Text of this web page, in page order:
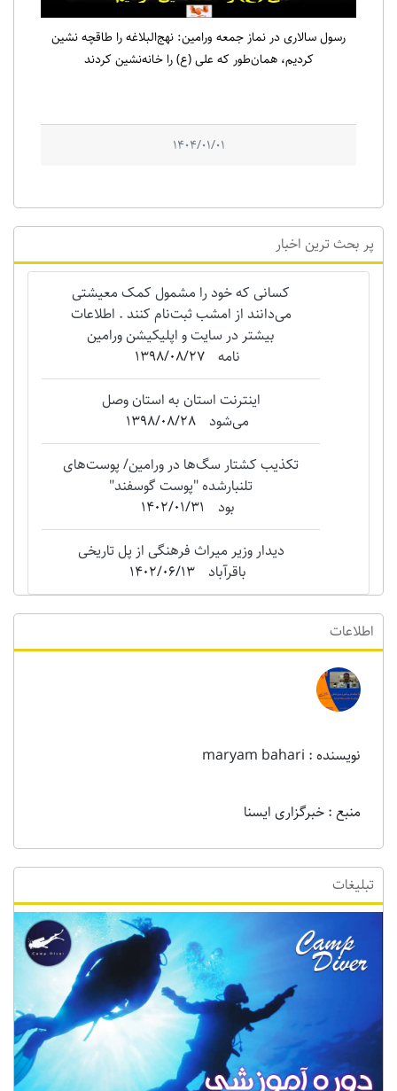
رسول سالاری در نماز جمعه ورامین: نهج‌البلاغه را طاقچه نشین
کردیم، همان‌طور که علی (ع) را خانه‌نشین کردند
1404/01/01
پر بحث ترین اخبار
کسانی که خود را مشمول کمک معیشتی
می‌دانند از امشب ثبت‌نام کنند . اطلاعات
بیشتر در سایت و اپلیکیشن ورامین
نامه 1398/08/27
اینترنت استان به استان وصل
می‌شود
1398/08/28
تکذیب کشتار سگ‌ها در ورامین/ پوست‌های
تلنبارشده "‌پوست گوسفند"
بود
1402/01/31
دیدار وزیر میراث فرهنگی از پل تاریخی
باقرآباد
1402/06/13
اطلاعات
نویسنده : maryam bahari
منبع : خبرگزاری ایسنا
تبلیغات